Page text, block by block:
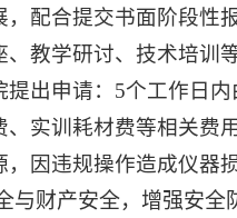
配合提交书面阶段性报
教学研讨、技术培训
出申请： 5个工作日
实训耗材费等相关费
因违规操作造成仪器
与财产安全，增强安全